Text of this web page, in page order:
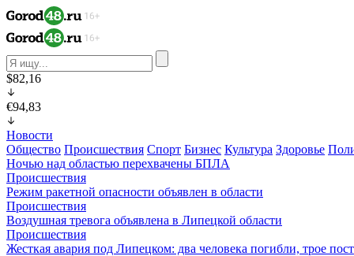
$82,16
€94,83
Новости
Общество Происшествия Спорт Бизнес Культура Здоровье
Ночью над областью перехвачены БПЛА
Происшествия
Режим ракетной опасности объявлен в области
Происшествия
Воздушная тревога объявлена в Липецкой области
Происшествия
Жесткая авария под Липецком: два человека погибли, трое